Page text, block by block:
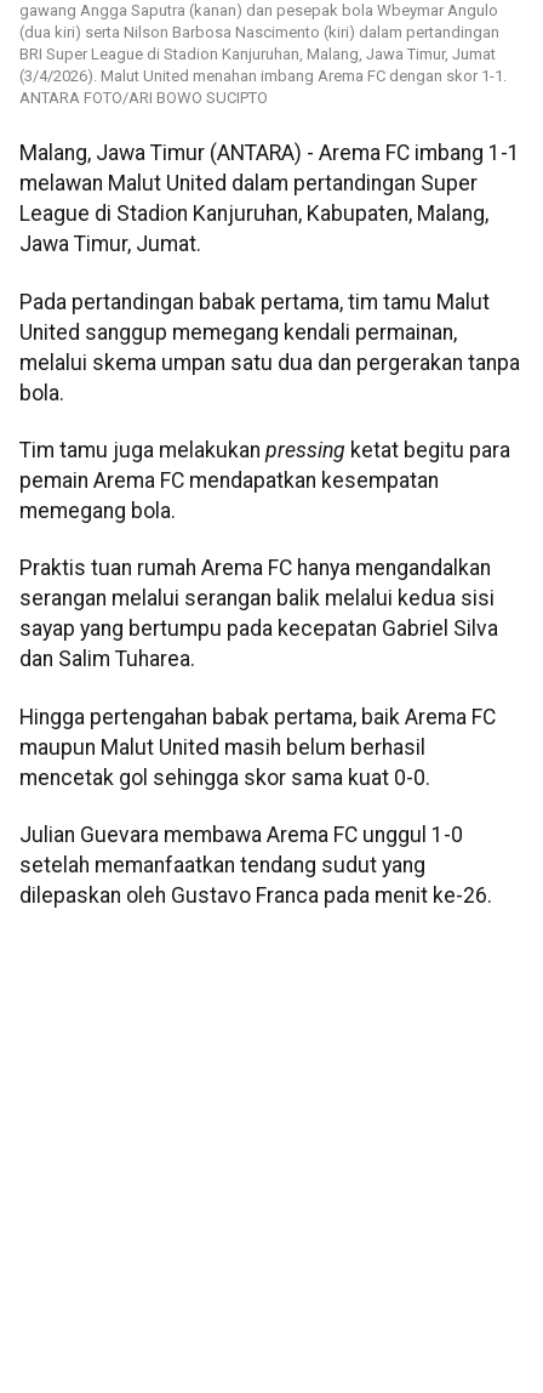
gawang Angga Saputra (kanan) dan pesepak bola Wbeymar Angulo
(dua kiri) serta Nilson Barbosa Nascimento (kiri) dalam pertandingan
BRI Super League di Stadion Kanjuruhan, Malang, Jawa Timur, Jumat
(3/4/2026). Malut United menahan imbang Arema FC dengan skor 1-1.
ANTARA FOTO/ARI BOWO SUCIPTO
Malang, Jawa Timur (ANTARA) - Arema FC imbang 1-1
melawan Malut United dalam pertandingan Super
League di Stadion Kanjuruhan, Kabupaten, Malang,
Jawa Timur, Jumat.
Pada pertandingan babak pertama, tim tamu Malut
United sanggup memegang kendali permainan,
melalui skema umpan satu dua dan pergerakan tanpa
bola.
Tim tamu juga melakukan pressing ketat begitu para
pemain Arema FC mendapatkan kesempatan
memegang bola.
Praktis tuan rumah Arema FC hanya mengandalkan
serangan melalui serangan balik melalui kedua sisi
sayap yang bertumpu pada kecepatan Gabriel Silva
dan Salim Tuharea.
Hingga pertengahan babak pertama, baik Arema FC
maupun Malut United masih belum berhasil
mencetak gol sehingga skor sama kuat 0-0.
Julian Guevara membawa Arema FC unggul 1-0
setelah memanfaatkan tendang sudut yang
dilepaskan oleh Gustavo Franca pada menit ke-26.